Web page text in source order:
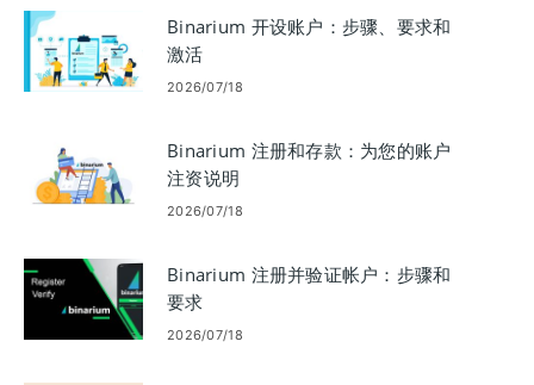
Binarium 开设账户：步骤、要求和
激活
2026/07/18
Binarium 注册和存款：为您的账户
注资说明
2026/07/18
Binarium 注册并验证帐户：步骤和
要求
2026/07/18